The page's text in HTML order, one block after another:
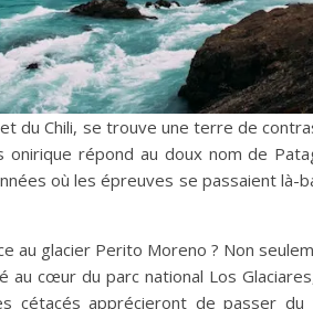
du Chili, se trouve une terre de
répond au doux nom de
où les épreuves se passaient là-
au glacier Perito Moreno ? Non
au cœur du parc national Los
cétacés apprécieront de passer du